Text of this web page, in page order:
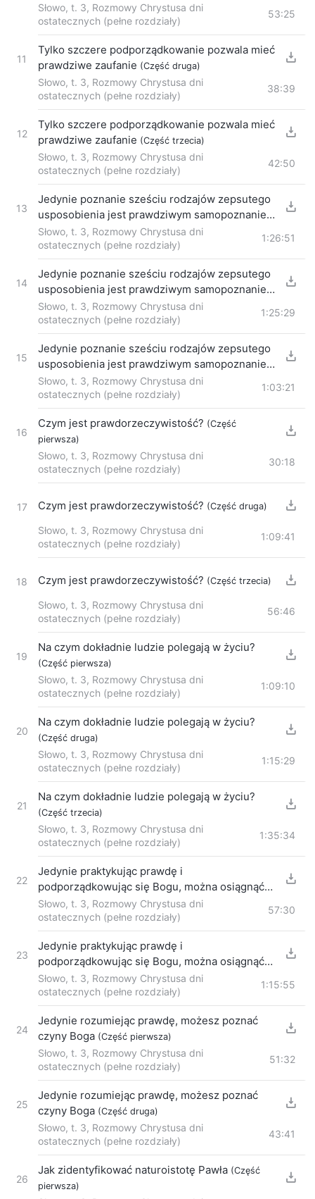
Słowo, t. 3, Rozmowy Chrystusa dni
ostatecznych (pełne rozdziały)
53:25
11
Tylko szczere podporządkowanie pozwala mieć
prawdziwe zaufanie (Część druga)
Słowo, t. 3, Rozmowy Chrystusa dni
ostatecznych (pełne rozdziały)
38:39
12
Tylko szczere podporządkowanie pozwala mieć
prawdziwe zaufanie (Część trzecia)
Słowo, t. 3, Rozmowy Chrystusa dni
ostatecznych (pełne rozdziały)
42:50
13
Jedynie poznanie sześciu rodzajów zepsutego
usposobienia jest prawdziwym samopoznaniem
(Część pierwsza)
Słowo, t. 3, Rozmowy Chrystusa dni
ostatecznych (pełne rozdziały)
1:26:51
14
Jedynie poznanie sześciu rodzajów zepsutego
usposobienia jest prawdziwym samopoznaniem
(Część druga)
Słowo, t. 3, Rozmowy Chrystusa dni
ostatecznych (pełne rozdziały)
1:25:29
15
Jedynie poznanie sześciu rodzajów zepsutego
usposobienia jest prawdziwym samopoznaniem
(Część trzecia)
Słowo, t. 3, Rozmowy Chrystusa dni
ostatecznych (pełne rozdziały)
1:03:21
16
Czym jest prawdorzeczywistość? (Część
pierwsza)
Słowo, t. 3, Rozmowy Chrystusa dni
ostatecznych (pełne rozdziały)
30:18
17 Czym jest prawdorzeczywistość? (Część druga)
Słowo, t. 3, Rozmowy Chrystusa dni
ostatecznych (pełne rozdziały)
1:09:41
18 Czym jest prawdorzeczywistość? (Część trzecia)
Słowo, t. 3, Rozmowy Chrystusa dni
ostatecznych (pełne rozdziały)
56:46
19
Na czym dokładnie ludzie polegają w życiu?
(Część pierwsza)
Słowo, t. 3, Rozmowy Chrystusa dni
ostatecznych (pełne rozdziały)
1:09:10
20
Na czym dokładnie ludzie polegają w życiu?
(Część druga)
Słowo, t. 3, Rozmowy Chrystusa dni
ostatecznych (pełne rozdziały)
1:15:29
21
Na czym dokładnie ludzie polegają w życiu?
(Część trzecia)
Słowo, t. 3, Rozmowy Chrystusa dni
ostatecznych (pełne rozdziały)
1:35:34
22
Jedynie praktykując prawdę i
podporządkowując się Bogu, można osiągnąć
zmianę usposobienia(Część pierwsza)
Słowo, t. 3, Rozmowy Chrystusa dni
ostatecznych (pełne rozdziały)
57:30
23
Jedynie praktykując prawdę i
podporządkowując się Bogu, można osiągnąć
zmianę usposobienia(Część druga)
Słowo, t. 3, Rozmowy Chrystusa dni
ostatecznych (pełne rozdziały)
1:15:55
24
Jedynie rozumiejąc prawdę, możesz poznać
czyny Boga (Część pierwsza)
Słowo, t. 3, Rozmowy Chrystusa dni
ostatecznych (pełne rozdziały)
51:32
25
Jedynie rozumiejąc prawdę, możesz poznać
czyny Boga (Część druga)
Słowo, t. 3, Rozmowy Chrystusa dni
ostatecznych (pełne rozdziały)
43:41
26
Jak zidentyfikować naturoistotę Pawła (Część
pierwsza)